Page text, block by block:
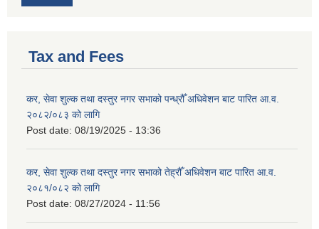
Tax and Fees
कर, सेवा शुल्क तथा दस्तुर नगर सभाको पन्ध्रौँ अधिवेशन बाट पारित आ.व.
२०८२/०८३ को लागि
Post date: 08/19/2025 - 13:36
कर, सेवा शुल्क तथा दस्तुर नगर सभाको तेह्रौँ अधिवेशन बाट पारित आ.व.
२०८१/०८२ को लागि
Post date: 08/27/2024 - 11:56